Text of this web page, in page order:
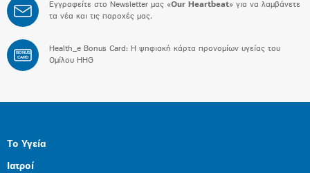
Εγγραφείτε στο Newsletter μας «Our Heartbeat» για να λαμβάνετε
τα νέα και τις παροχές μας.
BONUS
CARD
Health_e Bonus Card: H ψηφιακή κάρτα προνομίων υγείας του
Ομίλου HHG
Το Υγεία
Ιατροί